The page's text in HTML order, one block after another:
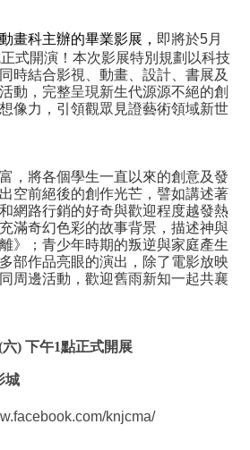
畫科主辦的畢業影展， 即將於5月
式開演！本次影展特別規劃以科技
時結合影視、動畫、設計、書展及
動，完整呈現新生代源源不絕的創
像力，引領觀眾見證藝術領域新世
，將各個學生一直以來的創意及發
空前絕後的創作光芒，譬如講述著
網路行銷的好奇與歡迎程度越發熱
滿奇幻色彩的故事背景，描述神與
》；青少年時期的叛逆與家庭產生
部作品亮眼的演出，除了電影放映
周邊活動，歡迎舊雨新知一起共襄
) 下午1點正式開展
城
knjcma/